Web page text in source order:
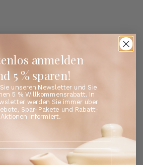
anmelden
5 % sparen!
unseren Newsletter und Sie
5 % Willkommensrabatt. In
werden Sie immer über
Spar-Pakete und Rabatt-
Aktionen informiert.